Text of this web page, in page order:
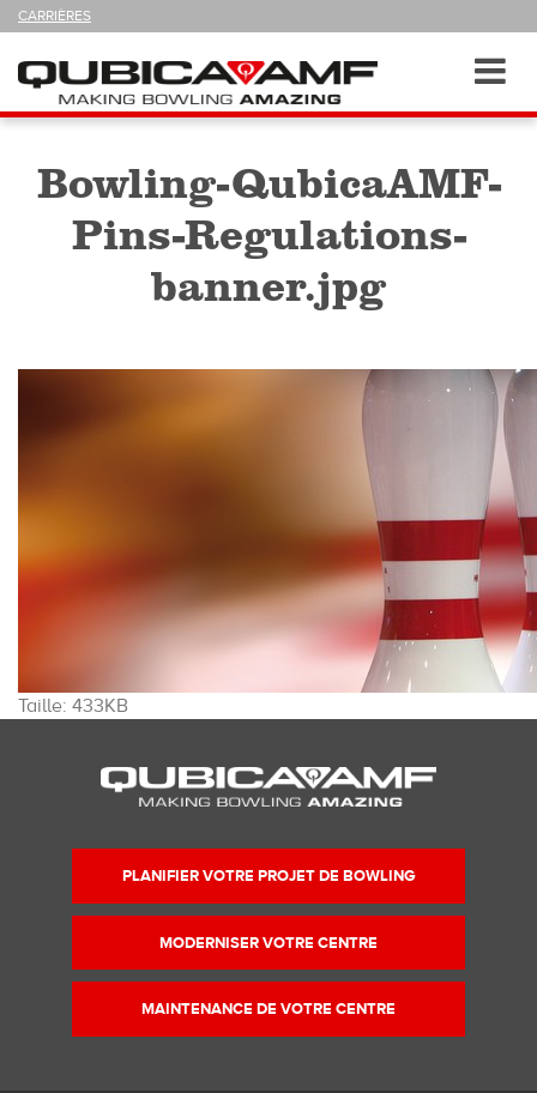
CARRIÈRES
NOUS
Navigation
Bowling-QubicaAMF-
Pins-Regulations-
banner.jpg
Cliquez
Taille: 433KB
PLANIFIER VOTRE PROJET DE BOWLING
MODERNISER VOTRE CENTRE
MAINTENANCE DE VOTRE CENTRE